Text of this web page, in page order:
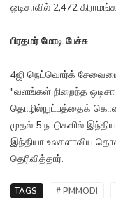
ஒடிசாவில் 2,472
பிரதமர் மோடி பேச்சு
4ஜி நெட்வொர்க் சேவையை
"வளங்கள் நிறைந்த ஒடிசா
தொழில்நுட்பத்தைக்
முதல் 5 நாடுகளில்
இந்தியா உலகளாவிய
தெரிவித்தார்.
TAGS: # PMMODI